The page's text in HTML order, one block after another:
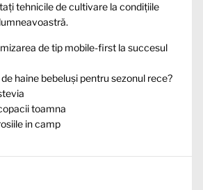
tehnicile de cultivare la condițiile
de tip mobile-first la succesul
haine bebeluși pentru sezonul rece?
toamna
in camp